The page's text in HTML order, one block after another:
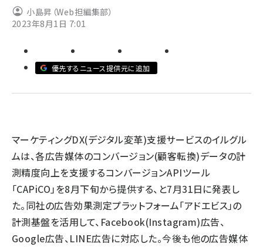
note (2329)
z世代 (1635)
小島昇（Web担編集部）
2023年8月1日 7:01
優先するニュース提供元に追加
マーケティングDX(デジタル変革)支援サービスのイルグル
ムは、各広告媒体のコンバージョン(顧客転換)データの計
測精度向上を支援するコンバージョンAPIツール
「CAPiCO」を8月下旬から提供する、と7月31日に発表し
た。同社の広告効果測定プラットフォーム「アドエビス」の
計測基盤を活用して、Facebook(Instagram)広告、
Google広告、LINE広告に対応した。今後も他の広告媒体